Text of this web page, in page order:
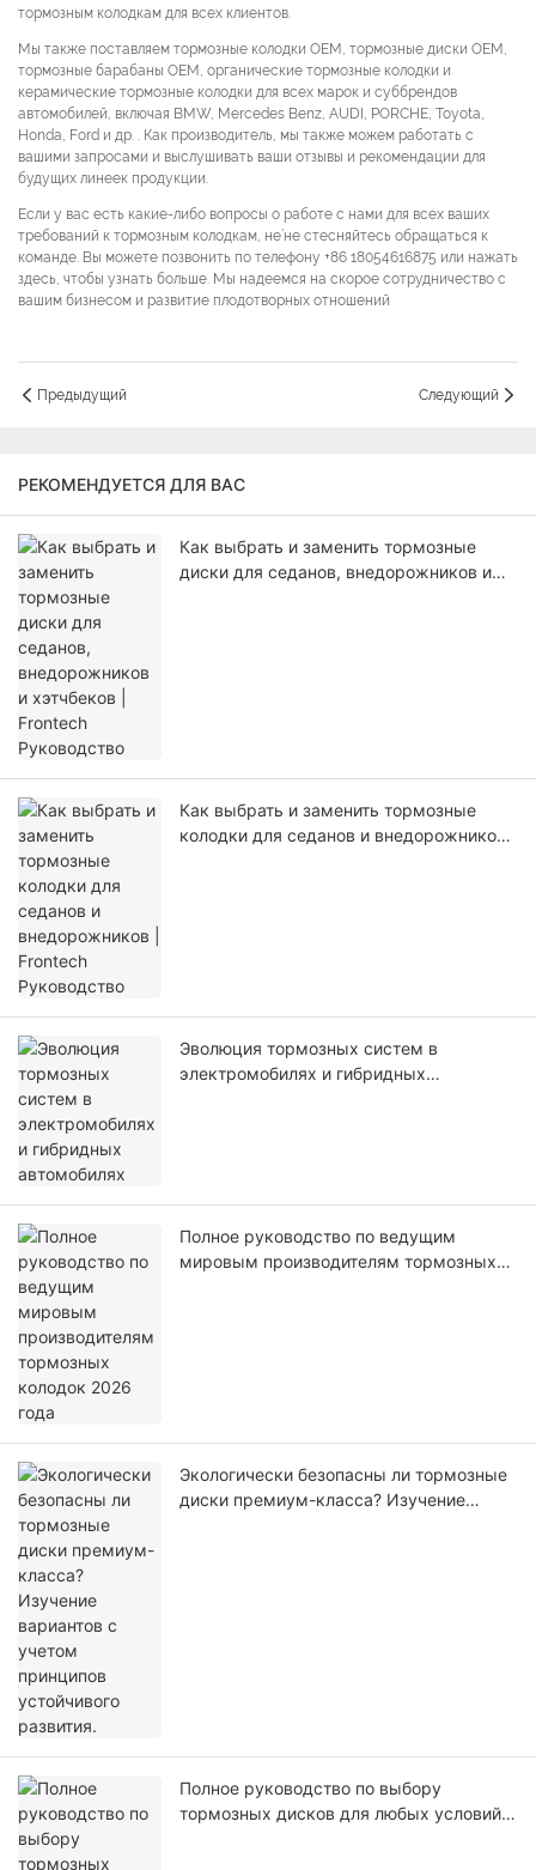
тормозным колодкам для всех клиентов.
Мы также поставляем тормозные колодки OEM, тормозные диски OEM,
тормозные барабаны OEM, органические тормозные колодки и
керамические тормозные колодки для всех марок и суббрендов
автомобилей, включая BMW, Mercedes Benz, AUDI, PORCHE, Toyota,
Honda, Ford и др. . Как производитель, мы также можем работать с
вашими запросами и выслушивать ваши отзывы и рекомендации для
будущих линеек продукции.
Если у вас есть какие-либо вопросы о работе с нами для всех ваших
требований к тормозным колодкам, не’не стесняйтесь обращаться к
команде. Вы можете позвонить по телефону +86 18054616875 или нажать
здесь, чтобы узнать больше. Мы надеемся на скорое сотрудничество с
вашим бизнесом и развитие плодотворных отношений
Предыдущий Следующий
РЕКОМЕНДУЕТСЯ ДЛЯ ВАС
Как выбрать и заменить тормозные
диски для седанов, внедорожников и
Как выбрать и заменить тормозные
колодки для седанов и внедорожников |
Эволюция тормозных систем в
электромобилях и гибридных
Полное руководство по ведущим
мировым производителям тормозных
Экологически безопасны ли тормозные
диски премиум-класса? Изучение
Полное руководство по выбору
тормозных дисков для любых условий